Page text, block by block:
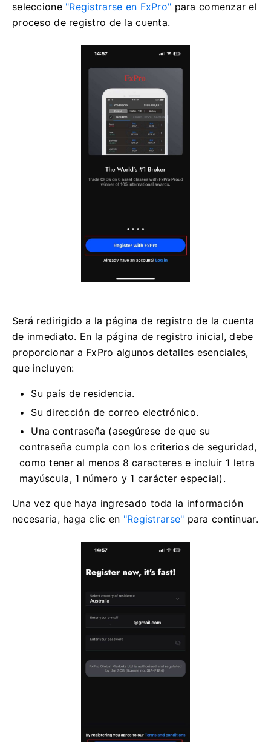
seleccione "Registrarse en FxPro" para comenzar el
proceso de registro de la cuenta.
Será redirigido a la página de registro de la cuenta
de inmediato. En la página de registro inicial, debe
proporcionar a FxPro algunos detalles esenciales,
que incluyen:
Su país de residencia.
Su dirección de correo electrónico.
Una contraseña (asegúrese de que su
contraseña cumpla con los criterios de seguridad,
como tener al menos 8 caracteres e incluir 1 letra
mayúscula, 1 número y 1 carácter especial).
Una vez que haya ingresado toda la información
necesaria, haga clic en "Registrarse" para continuar.